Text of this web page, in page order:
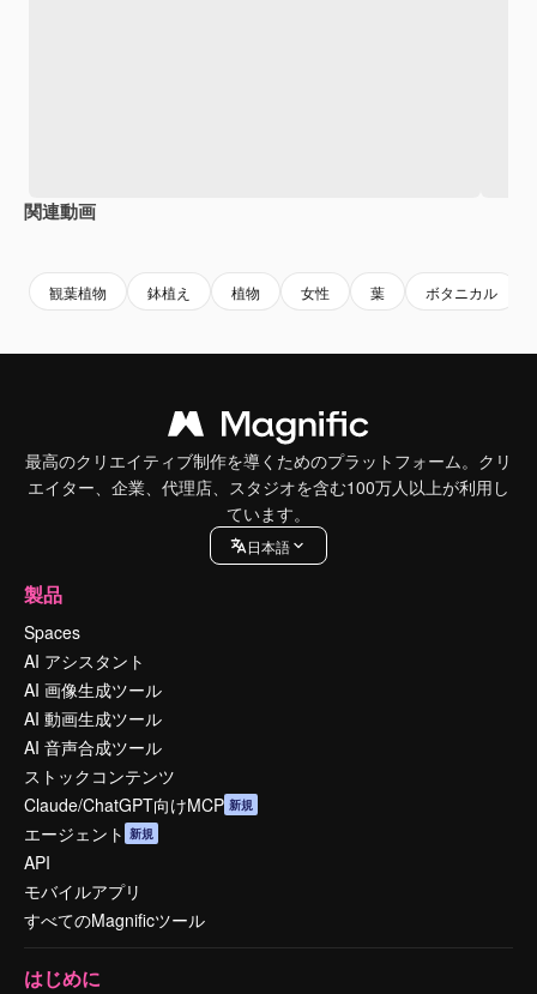
関連動画
観葉植物 鉢植え 植物 女性 葉 ボタニカル
最高のクリエイティブ制作を導くためのプラットフォーム。クリ
エイター、企業、代理店、スタジオを含む100万人以上が利用し
ています。
日本語
製品
Spaces
AI アシスタント
AI 画像生成ツール
AI 動画生成ツール
AI 音声合成ツール
ストックコンテンツ
Claude/ChatGPT向けMCP 新規
エージェント 新規
API
モバイルアプリ
すべてのMagnificツール
はじめに